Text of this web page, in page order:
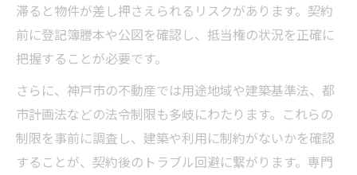
滞ると物件が差し押さえられるリスクがあります。契約
前に登記簿謄本や公図を確認し、抵当権の状況を正確に
把握することが必要です。
さらに、神戸市の不動産では用途地域や建築基準法、都
市計画法などの法令制限も多岐にわたります。これらの
制限を事前に調査し、建築や利用に制約がないかを確認
することが、契約後のトラブル回避に繋がります。専門